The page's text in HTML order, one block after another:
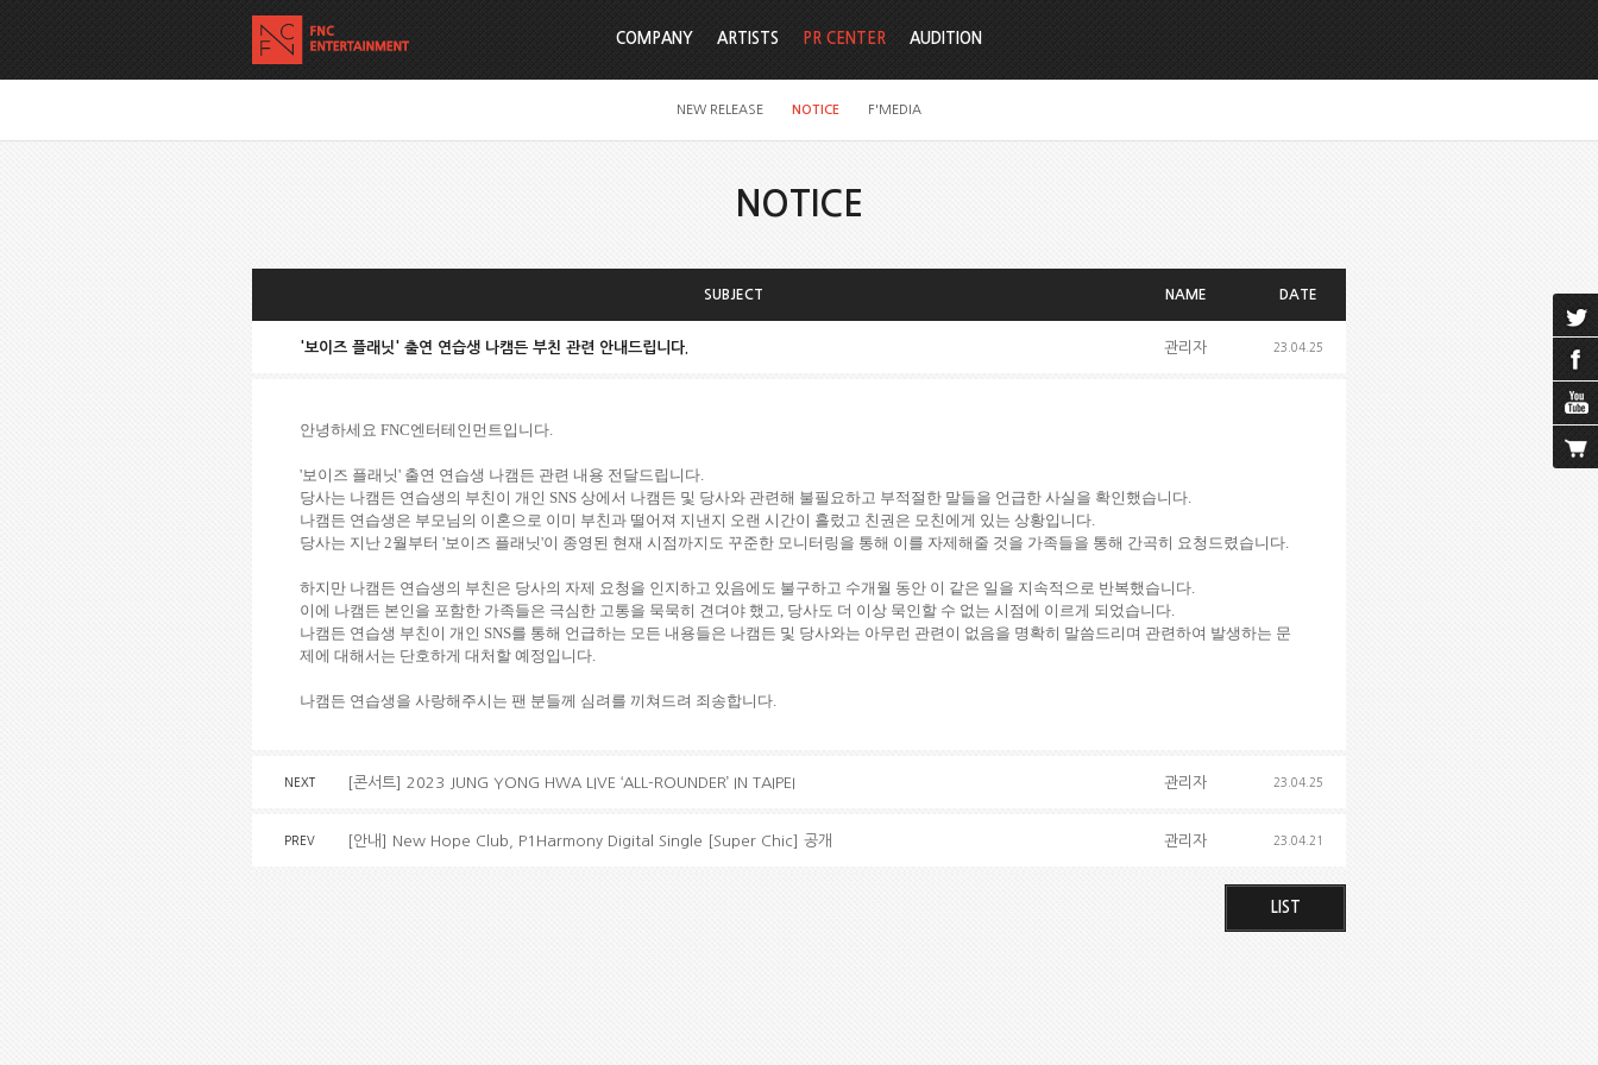
COMPANY ARTISTS PR CENTER
NEW RELEASE NOTICE F'MEDIA
AUDITION
NOTICE
SUBJECT NAME DATE
'보이즈 플래닛' 출연 연습생 나캠든 부친 관련 안내드립니다. 관리자 23.04.25
안녕하세요 FNC엔터테인먼트입니다.
'보이즈 플래닛' 출연 연습생 나캠든 관련 내용 전달드립니다.
당사는 나캠든 연습생의 부친이 개인 SNS 상에서 나캠든 및 당사와 관련해 불필요하고 부적절한 말들을 언급한 사실을 확인했습니다.
나캠든 연습생은 부모님의 이혼으로 이미 부친과 떨어져 지낸지 오랜 시간이 흘렀고 친권은 모친에게 있는 상황입니다.
당사는 지난 2월부터 '보이즈 플래닛'이 종영된 현재 시점까지도 꾸준한 모니터링을 통해 이를 자제해줄 것을 가족들을 통해 간곡히 요청드렸습니다.
하지만 나캠든 연습생의 부친은 당사의 자제 요청을 인지하고 있음에도 불구하고 수개월 동안 이 같은 일을 지속적으로 반복했습니다.
이에 나캠든 본인을 포함한 가족들은 극심한 고통을 묵묵히 견뎌야 했고, 당사도 더 이상 묵인할 수 없는 시점에 이르게 되었습니다.
나캠든 연습생 부친이 개인 SNS를 통해 언급하는 모든 내용들은 나캠든 및 당사와는 아무런 관련이 없음을 명확히 말씀드리며 관련하여 발생하는 문
제에 대해서는 단호하게 대처할 예정입니다.
나캠든 연습생을 사랑해주시는 팬 분들께 심려를 끼쳐드려 죄송합니다.
NEXT [콘서트] 2023 JUNG YONG HWA LIVE ‘ALL-ROUNDER’ IN TAIPEI 관리자 23.04.25
PREV [안내] New Hope Club, P1Harmony Digital Single [Super Chic] 공개 관리자 23.04.21
LIST